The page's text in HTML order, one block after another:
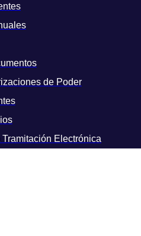
de Poder
Electrónica